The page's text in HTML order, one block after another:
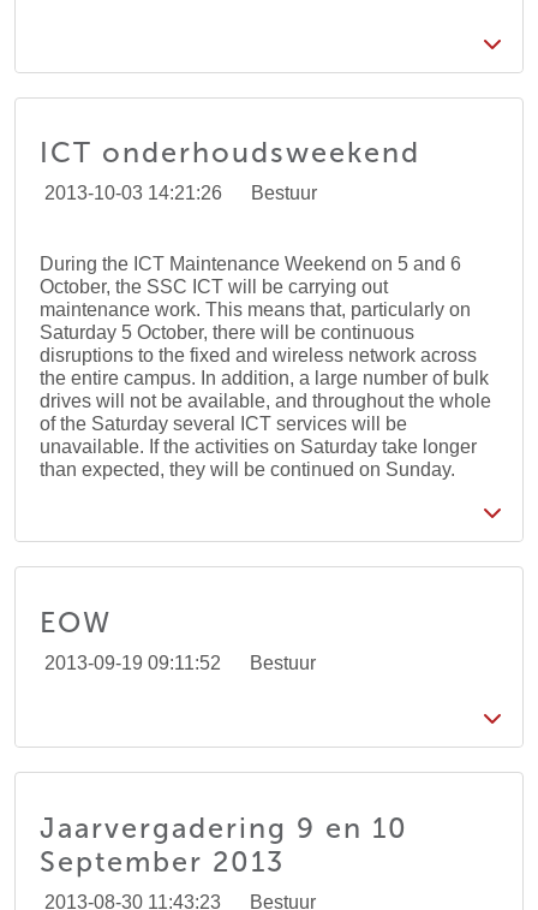
ICT onderhoudsweekend
2013-10-03 14:21:26 Bestuur
During the ICT Maintenance Weekend on 5 and 6
October, the SSC ICT will be carrying out
maintenance work. This means that, particularly on
Saturday 5 October, there will be continuous
disruptions to the fixed and wireless network across
the entire campus. In addition, a large number of bulk
drives will not be available, and throughout the whole
of the Saturday several ICT services will be
unavailable. If the activities on Saturday take longer
than expected, they will be continued on Sunday.
EOW
2013-09-19 09:11:52 Bestuur
Jaarvergadering 9 en 10
September 2013
2013-08-30 11:43:23 Bestuur